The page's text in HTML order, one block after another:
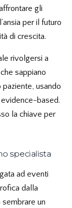
gli
per il futuro
di crescita.
rivolgersi a
sappiano
usando
based.
la chiave per
specialista
ad eventi
dalla
un